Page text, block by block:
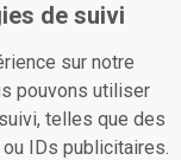
de suivi
sur notre
pouvons utiliser
telles que des
IDs publicitaires.